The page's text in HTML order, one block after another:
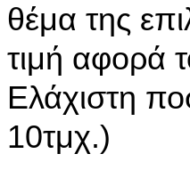
θέμα της
τιμή αφορά
Ελάχιστη
10τμχ.)